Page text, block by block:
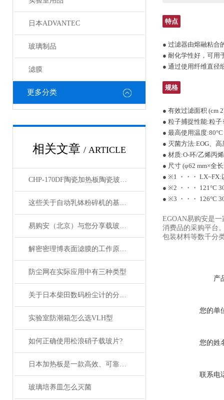
日本ADVANTEC
玻璃制品
滤膜
更多分类
相关文章 / ARTICLE
CHP-170DF陶瓷加热板陶瓷玻璃面板有良好的耐热性・耐药品性
这些关于自动乳钵粉碎机的基础资料，以下有详细说明
易购安（北京）与您分享载玻片的使用方法
解密密理博表面滤膜的工作原理与性能优势
防尘网在实际应用中有三种类型
关于日本柴田数码粉尘计的分类，这里有详细说明
实验室防潮箱怎么选VLH型
如何正确使用松浪硝子载玻片?
日本加热板是一款高效、可靠的加热设备
玻璃培养皿怎么灭菌
特点
● 过滤器由熔融粘合
● 耐化学性好，可用
● 通过使用纤维直径
规格
● 有效过滤面积 (cm
● 粒子捕捉性能:粒
● 最高使用温度:80°C
● 灭菌方法:EOG、
● 材质:O-环/乙烯丙
● 尺寸 (φ62 mm×全
● ※1 ・・・ LX~FX:
● ※2 ・・・ 121°C
● ※3 ・・・ 126°C
EGOAN易购安是
消费品的采购平台
包装材料等数千分
产
您的单
您的姓
联系电